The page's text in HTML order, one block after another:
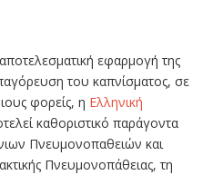
εφαρμογή της
του καπνίσματος, σε
φορείς, η Ελληνική
καθοριστικό παράγοντα
Πνευμονοπαθειών και
Πνευμονοπάθειας, τη